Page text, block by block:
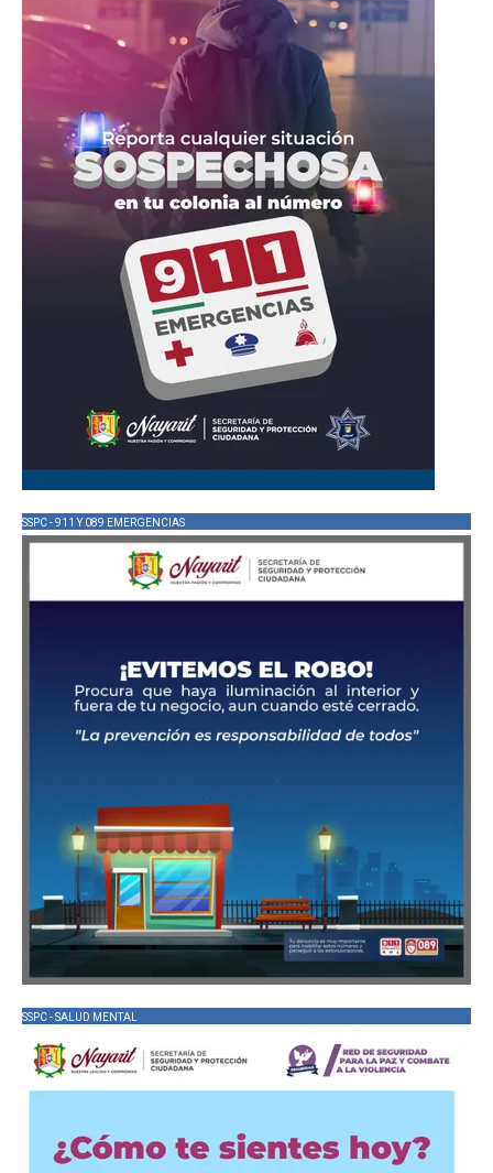
SSPC - 911 Y 089 EMERGENCIAS
SSPC - SALUD MENTAL